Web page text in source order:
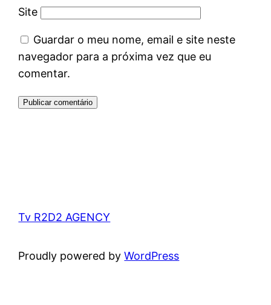
Site
Guardar o meu nome, email e site neste
navegador para a próxima vez que eu
comentar.
Tv R2D2 AGENCY
Proudly powered byWordPress